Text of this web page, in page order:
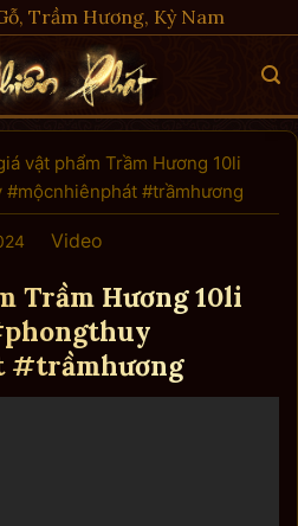
Trầm Hương, Kỳ Nam
vật phẩm Trầm Hương 10li
#trầmhương
Video
Trầm Hương 10li
#trầmhương